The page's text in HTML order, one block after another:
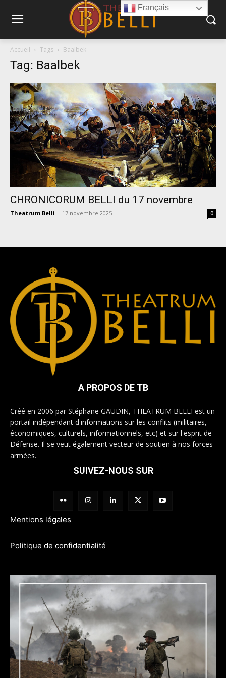
Accueil Tags Baalbek
Tag: Baalbek
CHRONICORUM BELLI du 17 novembre
Theatrum Belli - 17 novembre 2025 0
A PROPOS DE TB
Créé en 2006 par Stéphane GAUDIN, THEATRUM BELLI est un
portail indépendant d'informations sur les conflits (militaires,
économiques, culturels, informationnels, etc) et sur l'esprit de
Défense. Il se veut également vecteur de soutien à nos forces
armées.
SUIVEZ-NOUS SUR
Mentions légales
Politique de confidentialité
Français